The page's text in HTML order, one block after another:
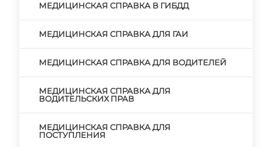
МЕДИЦИНСКАЯ СПРАВКА В ГИБДД
МЕДИЦИНСКАЯ СПРАВКА ДЛЯ ГАИ
МЕДИЦИНСКАЯ СПРАВКА ДЛЯ ВОДИТЕЛЕЙ
МЕДИЦИНСКАЯ СПРАВКА ДЛЯ
ВОДИТЕЛЬСКИХ ПРАВ
МЕДИЦИНСКАЯ СПРАВКА ДЛЯ
ПОСТУПЛЕНИЯ